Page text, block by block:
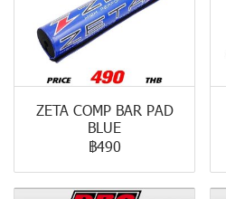
ZETA COMP BAR PAD
BLUE
฿490